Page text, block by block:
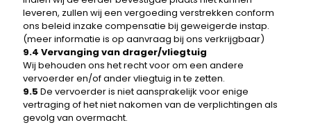
leveren, zullen wij een vergoeding verstrekken conform
ons beleid inzake compensatie bij geweigerde instap.
(meer informatie is op aanvraag bij ons verkrijgbaar)
9.4 Vervanging van drager/vliegtuig
Wij behouden ons het recht voor om een ​​andere
vervoerder en/of ander vliegtuig in te zetten.
9.5 De ​​vervoerder is niet aansprakelijk voor enige
vertraging of het niet nakomen van de verplichtingen als
gevolg van overmacht.